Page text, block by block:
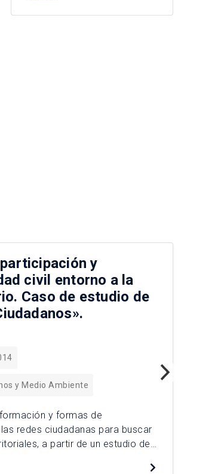
y
civil entorno a la
Caso de estudio de
y Medio Ambiente
y formas de
redes ciudadanas para buscar
a partir de un estudio de